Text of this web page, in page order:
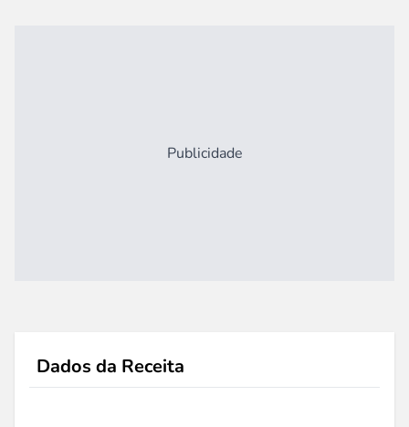
Publicidade
Dados da Receita